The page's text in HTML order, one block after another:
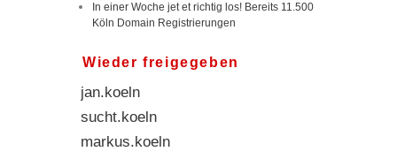
In einer Woche jet et richtig los! Bereits 11.500
Köln Domain Registrierungen
Wieder freigegeben
jan.koeln
sucht.koeln
markus.koeln